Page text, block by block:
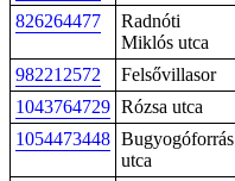
826264477
Radnóti
Miklós utca
982212572 Felsővillasor
1043764729 Rózsa utca
1054473448 Bugyogóforrás
utca